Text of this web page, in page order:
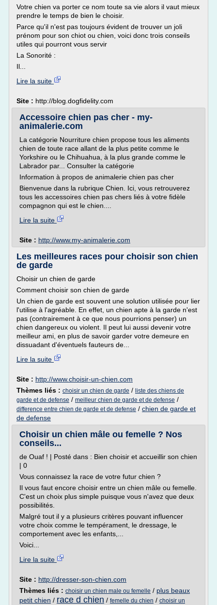
Votre chien va porter ce nom toute sa vie alors il vaut mieux
prendre le temps de bien le choisir.
Parce qu'il n'est pas toujours évident de trouver un joli
prénom pour son chiot ou chien, voici donc trois conseils
utiles qui pourront vous servir
La Sonorité :
Il...
Lire la suite
Site : http://blog.dogfidelity.com
Accessoire chien pas cher - my-
animalerie.com
La catégorie Nourriture chien propose tous les aliments
chien de toute race allant de la plus petite comme le
Yorkshire ou le Chihuahua, à la plus grande comme le
Labrador par... Consulter la catégorie
Information à propos de animalerie chien pas cher
Bienvenue dans la rubrique Chien. Ici, vous retrouverez
tous les accessoires chien pas chers liés à votre fidèle
compagnon qui est le chien....
Lire la suite
Site : http://www.my-animalerie.com
Les meilleures races pour choisir son chien
de garde
Choisir un chien de garde
Comment choisir son chien de garde
Un chien de garde est souvent une solution utilisée pour lier
l'utilise à l'agréable. En effet, un chien apte à la garde n'est
pas (contrairement à ce que nous pourrions penser) un
chien dangereux ou violent. Il peut lui aussi devenir votre
meilleur ami, en plus de savoir garder votre demeure en
dissuadant d'éventuels fauteurs de...
Lire la suite
Site : http://www.choisir-un-chien.com
Thèmes liés : choisir un chien de garde / liste des chiens de
garde et de defense / meilleur chien de garde et de defense /
difference entre chien de garde et de defense / chien de garde et
de defense
Choisir un chien mâle ou femelle ? Nos
conseils...
de Ouaf ! | Posté dans : Bien choisir et accueillir son chien
| 0
Vous connaissez la race de votre futur chien ?
Il vous faut encore choisir entre un chien mâle ou femelle.
C'est un choix plus simple puisque vous n'avez que deux
possibilités.
Malgré tout il y a plusieurs critères pouvant influencer
votre choix comme le tempérament, le dressage, le
comportement avec les enfants,...
Voici...
Lire la suite
Site : http://dresser-son-chien.com
Thèmes liés : choisir un chien male ou femelle / plus beaux
petit chien / race d chien / femelle du chien / choisir un